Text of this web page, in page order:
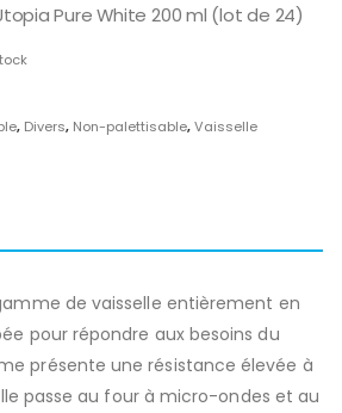
Pure White 200 ml (lot de 24)
, Divers, Non-palettisable,Vaisselle
de vaisselle entièrement en
pour répondre aux besoins du
présente une résistance élevée à
passe au four à micro-ondes et au